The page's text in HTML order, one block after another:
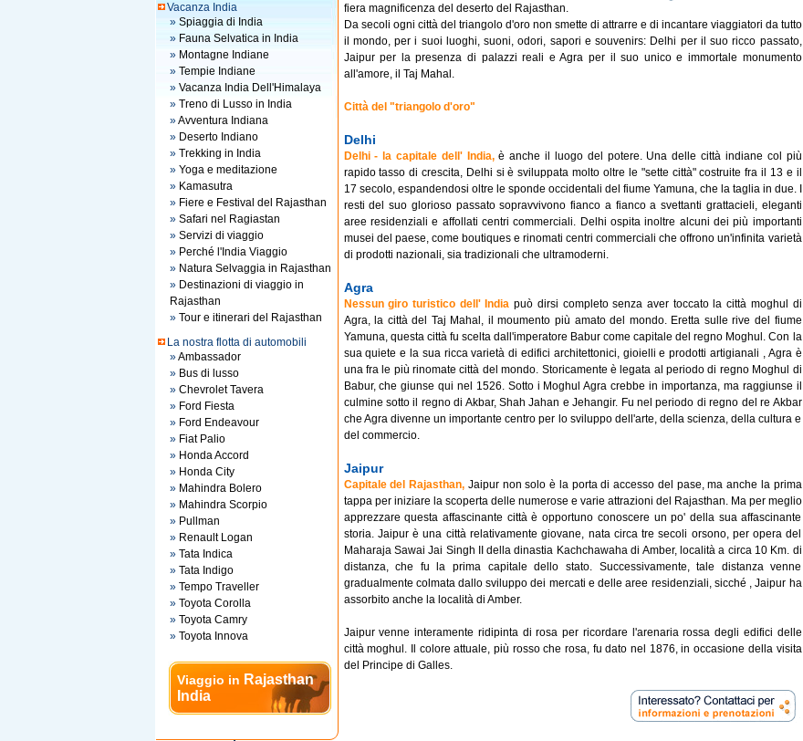
Vacanza India
» Spiaggia di India
» Fauna Selvatica in India
» Montagne Indiane
» Tempie Indiane
» Vacanza India Dell'Himalaya
» Treno di Lusso in India
»Avventura Indiana
» Deserto Indiano
» Trekking in India
» Yoga e meditazione
» Kamasutra
» Fiere e Festival del Rajasthan
» Safari nel Ragiastan
» Servizi di viaggio
» Perché l'India Viaggio
» Natura Selvaggia in Rajasthan
» Destinazioni di viaggio in
Rajasthan
» Tour e itinerari del Rajasthan
La nostra flotta di automobili
»Ambassador
» Bus di lusso
» Chevrolet Tavera
» Ford Fiesta
» Ford Endeavour
» Fiat Palio
» Honda Accord
» Honda City
» Mahindra Bolero
» Mahindra Scorpio
» Pullman
» Renault Logan
» Tata Indica
» Tata Indigo
» Tempo Traveller
» Toyota Corolla
» Toyota Camry
» Toyota Innova
Viaggio in Rajasthan
India
fiera magnificenza del deserto del Rajasthan.
Da secoli ogni città del triangolo d'oro non smette di attrarre e di incantare viaggiatori da tutto
il mondo, per i suoi luoghi, suoni, odori, sapori e souvenirs: Delhi per il suo ricco passato,
Jaipur per la presenza di palazzi reali e Agra per il suo unico e immortale monumento
all'amore, il Taj Mahal.
Città del "triangolo d'oro"
Delhi
Delhi - la capitale dell' India,è anche il luogo del potere. Una delle città indiane col più
rapido tasso di crescita, Delhi si è sviluppata molto oltre le "sette città" costruite fra il 13 e il
17 secolo, espandendosi oltre le sponde occidentali del fiume Yamuna, che la taglia in due. I
resti del suo glorioso passato sopravvivono fianco a fianco a svettanti grattacieli, eleganti
aree residenziali e affollati centri commerciali. Delhi ospita inoltre alcuni dei più importanti
musei del paese, come boutiques e rinomati centri commerciali che offrono un'infinita varietà
di prodotti nazionali, sia tradizionali che ultramoderni.
Agra
Nessun giro turistico dell' India può dirsi completo senza aver toccato la città moghul di
Agra, la città del Taj Mahal, il moumento più amato del mondo. Eretta sulle rive del fiume
Yamuna, questa città fu scelta dall'imperatore Babur come capitale del regno Moghul. Con la
sua quiete e la sua ricca varietà di edifici architettonici, gioielli e prodotti artigianali , Agra è
una fra le più rinomate città del mondo. Storicamente è legata al periodo di regno Moghul di
Babur, che giunse qui nel 1526. Sotto i Moghul Agra crebbe in importanza, ma raggiunse il
culmine sotto il regno di Akbar, Shah Jahan e Jehangir. Fu nel periodo di regno del re Akbar
che Agra divenne un importante centro per lo sviluppo dell'arte, della scienza, della cultura e
del commercio.
Jaipur
Capitale del Rajasthan, Jaipur non solo è la porta di accesso del pase, ma anche la prima
tappa per iniziare la scoperta delle numerose e varie attrazioni del Rajasthan. Ma per meglio
apprezzare questa affascinante città è opportuno conoscere un po' della sua affascinante
storia. Jaipur è una città relativamente giovane, nata circa tre secoli orsono, per opera del
Maharaja Sawai Jai Singh II della dinastia Kachchawaha di Amber, località a circa 10 Km. di
distanza, che fu la prima capitale dello stato. Successivamente, tale distanza venne
gradualmente colmata dallo sviluppo dei mercati e delle aree residenziali, sicché , Jaipur ha
assorbito anche la località di Amber.
Jaipur venne interamente ridipinta di rosa per ricordare l'arenaria rossa degli edifici delle
città moghul. Il colore attuale, più rosso che rosa, fu dato nel 1876, in occasione della visita
del Principe di Galles.